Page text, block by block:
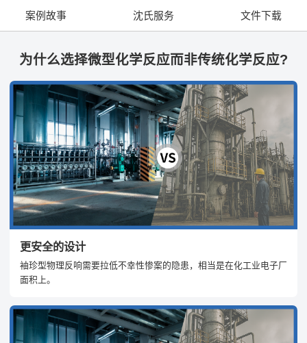
案例故事 沈氏服务 文件下载
为什么选择微型化学反应而非传统化学反应?
更安全的设计
袖珍型物理反响需要拉低不幸性惨案的隐患，相当是在化工业电子厂
面积上。